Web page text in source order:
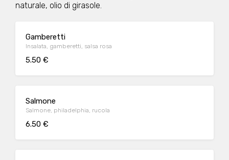
naturale, olio di girasole.
Gamberetti
Insalata, gamberetti, salsa rosa
5.50 €
Salmone
Salmone, philadelphia, rucola
6.50 €